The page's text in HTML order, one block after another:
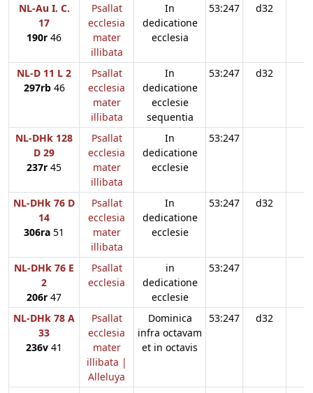
NL-Au I. C.
17
190r 46
Psallat
ecclesia
mater
illibata
In
dedicatione
ecclesia
53:247 d32
NL-D 11 L 2
297rb46
Psallat
ecclesia
mater
illibata
In
dedicatione
ecclesie
sequentia
53:247 d32
NL-DHk 128
D 29
237r 45
Psallat
ecclesia
mater
illibata
In
dedicatione
ecclesie
53:247
NL-DHk 76 D
14
306ra 51
Psallat
ecclesia
mater
illibata
In
dedicatione
ecclesie
53:247 d32
NL-DHk 76 E
2
206r 47
Psallat
ecclesia
in
dedicatione
ecclesie
53:247
NL-DHk 78 A
33
236v 41
Psallat
ecclesia
mater
illibata |
Alleluya
Dominica
infra octavam
et in octavis
53:247 d32